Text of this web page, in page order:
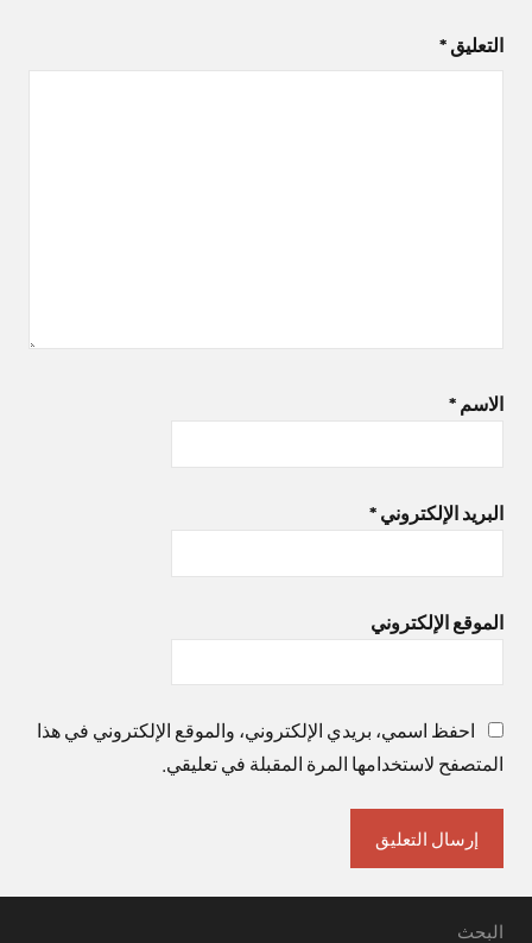
التعليق *
الاسم *
البريد الإلكتروني *
الموقع الإلكتروني
احفظ اسمي، بريدي الإلكتروني، والموقع الإلكتروني في هذا
المتصفح لاستخدامها المرة المقبلة في تعليقي.
البحث